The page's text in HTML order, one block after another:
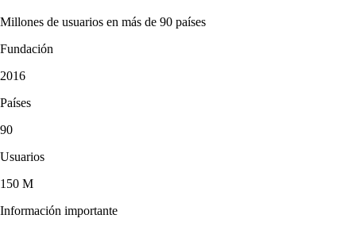
Millones de usuarios en más de 90 países
Fundación
2016
Países
90
Usuarios
150 M
Información importante